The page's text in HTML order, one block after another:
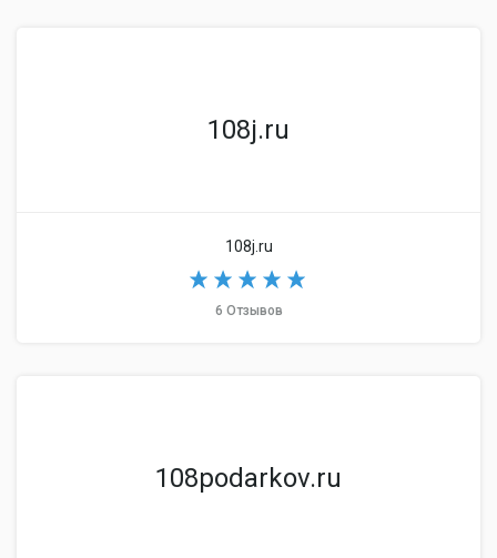
108j.ru
108j.ru
6 Отзывов
108podarkov.ru